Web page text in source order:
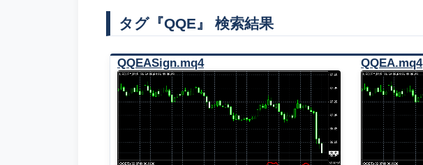
タグ『QQE』 検索結果
QQEASign.mq4 QQEA.mq4